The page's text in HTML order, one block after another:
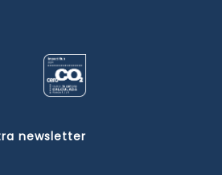
newsletter